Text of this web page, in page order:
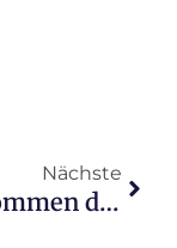
Nächste
So bekommen deine Wandleuchten ganz einfach Strom!